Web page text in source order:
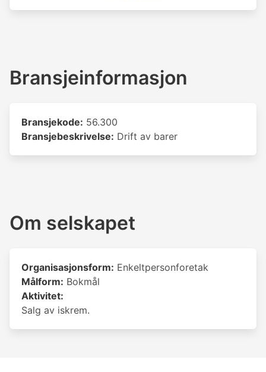
Bransjeinformasjon
Bransjekode: 56.300
Bransjebeskrivelse: Drift av barer
Om selskapet
Organisasjonsform: Enkeltpersonforetak
Målform: Bokmål
Aktivitet:
Salg av iskrem.